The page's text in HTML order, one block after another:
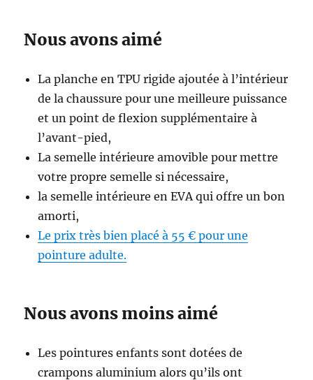
Nous avons aimé
La planche en TPU rigide ajoutée à l’intérieur
de la chaussure pour une meilleure puissance
et un point de flexion supplémentaire à
l’avant-pied,
La semelle intérieure amovible pour mettre
votre propre semelle si nécessaire,
la semelle intérieure en EVA qui offre un bon
amorti,
Le prix très bien placé à 55 € pour une
pointure adulte.
Nous avons moins aimé
Les pointures enfants sont dotées de
crampons aluminium alors qu’ils ont